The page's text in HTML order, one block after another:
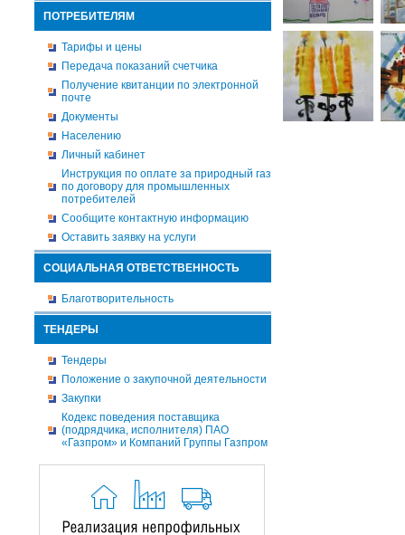
ПОТРЕБИТЕЛЯМ
Тарифы и цены
Передача показаний счетчика
Получение квитанции по электронной
почте
Документы
Населению
Личный кабинет
Инструкция по оплате за природный газ
по договору для промышленных
потребителей
Сообщите контактную информацию
Оставить заявку на услуги
СОЦИАЛЬНАЯ ОТВЕТСТВЕННОСТЬ
Благотворительность
ТЕНДЕРЫ
Тендеры
Положение о закупочной деятельности
Закупки
Кодекс поведения поставщика
(подрядчика, исполнителя) ПАО
«Газпром» и Компаний Группы Газпром